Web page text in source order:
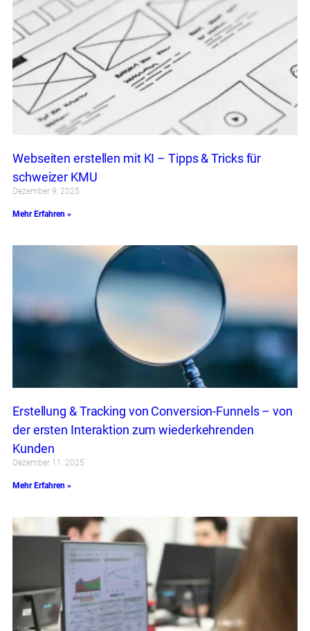
Webseiten erstellen mit KI – Tipps & Tricks für
schweizer KMU
Dezember 9, 2025
Mehr Erfahren »
Erstellung & Tracking von Conversion-Funnels – von
der ersten Interaktion zum wiederkehrenden
Kunden
Dezember 11, 2025
Mehr Erfahren »